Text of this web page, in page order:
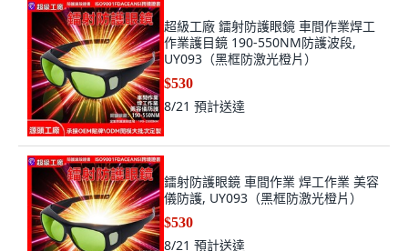
超級工廠 鐳射防護眼鏡 車間作業焊工
作業護目鏡 190-550NM防護波段,
UY093（黑框防激光橙片）
$530
8/21 預計送達
鐳射防護眼鏡 車間作業 焊工作業 美容
儀防護, UY093（黑框防激光橙片）
$530
8/21 預計送達